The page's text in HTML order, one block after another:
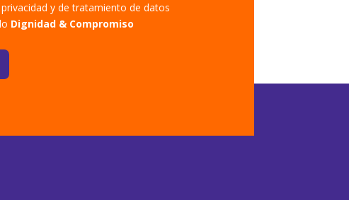
y de tratamiento de datos
Dignidad & Compromiso